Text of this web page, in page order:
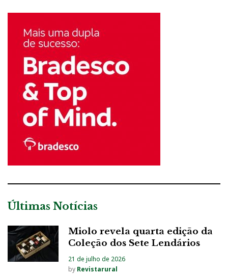
Últimas Notícias
Miolo revela quarta edição da
Coleção dos Sete Lendários
21 de julho de 2026
by Revistarural